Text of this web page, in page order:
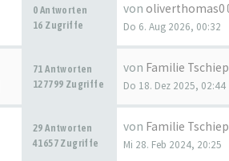
0 Antworten
16 Zugriffe
von oliverthomas0
Do 6. Aug 2026, 00:32
71 Antworten
127799 Zugriffe
von Familie Tschiep
Do 18. Dez 2025, 02:44
29 Antworten
41657 Zugriffe
von Familie Tschiep
Mi 28. Feb 2024, 20:25